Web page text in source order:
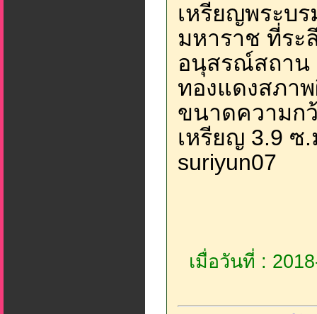
เหรียญพระบ
มหาราช ที่ระ
อนุสรณ์สถาน
ทองแดงสภา
ขนาดความก
เหรียญ 3.9 ซ
suriyun07
เมื่อวันที่ :